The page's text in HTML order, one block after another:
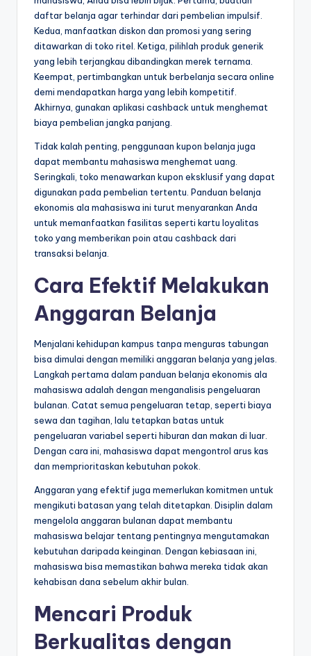
daftar belanja agar terhindar dari pembelian impulsif.
Kedua, manfaatkan diskon dan promosi yang sering
ditawarkan di toko ritel. Ketiga, pilihlah produk generik
yang lebih terjangkau dibandingkan merek ternama.
Keempat, pertimbangkan untuk berbelanja secara online
demi mendapatkan harga yang lebih kompetitif.
Akhirnya, gunakan aplikasi cashback untuk menghemat
biaya pembelian jangka panjang.
Tidak kalah penting, penggunaan kupon belanja juga
dapat membantu mahasiswa menghemat uang.
Seringkali, toko menawarkan kupon eksklusif yang dapat
digunakan pada pembelian tertentu. Panduan belanja
ekonomis ala mahasiswa ini turut menyarankan Anda
untuk memanfaatkan fasilitas seperti kartu loyalitas
toko yang memberikan poin atau cashback dari
transaksi belanja.
Cara Efektif Melakukan
Anggaran Belanja
Menjalani kehidupan kampus tanpa menguras tabungan
bisa dimulai dengan memiliki anggaran belanja yang jelas.
Langkah pertama dalam panduan belanja ekonomis ala
mahasiswa adalah dengan menganalisis pengeluaran
bulanan. Catat semua pengeluaran tetap, seperti biaya
sewa dan tagihan, lalu tetapkan batas untuk
pengeluaran variabel seperti hiburan dan makan di luar.
Dengan cara ini, mahasiswa dapat mengontrol arus kas
dan memprioritaskan kebutuhan pokok.
Anggaran yang efektif juga memerlukan komitmen untuk
mengikuti batasan yang telah ditetapkan. Disiplin dalam
mengelola anggaran bulanan dapat membantu
mahasiswa belajar tentang pentingnya mengutamakan
kebutuhan daripada keinginan. Dengan kebiasaan ini,
mahasiswa bisa memastikan bahwa mereka tidak akan
kehabisan dana sebelum akhir bulan.
Mencari Produk
Berkualitas dengan